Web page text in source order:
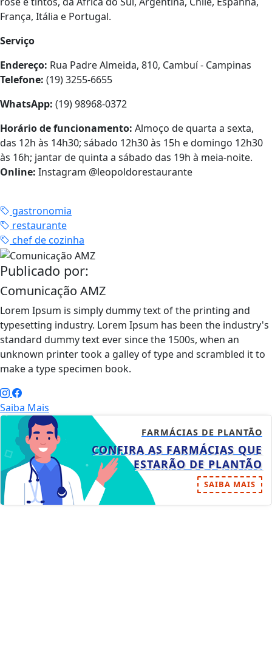
França, Itália e Portugal.
Serviço
Endereço: Rua Padre Almeida, 810, Cambuí - Campinas
Telefone: (19) 3255-6655
WhatsApp: (19) 98968-0372
Horário de funcionamento: Almoço de quarta a sexta,
das 12h às 14h30; sábado 12h30 às 15h e domingo 12h30
às 16h; jantar de quinta a sábado das 19h à meia-noite.
Online: Instagram @leopoldorestaurante
gastronomia
restaurante
chef de cozinha
Publicado por:
Comunicação AMZ
Lorem Ipsum is simply dummy text of the printing and
typesetting industry. Lorem Ipsum has been the industry's
standard dummy text ever since the 1500s, when an
unknown printer took a galley of type and scrambled it to
make a type specimen book.
Saiba Mais
FARMÁCIAS DE PLANTÃO
CONFIRA AS FARMÁCIAS QUE
ESTARÃO DE PLANTÃO
SAIBA MAIS